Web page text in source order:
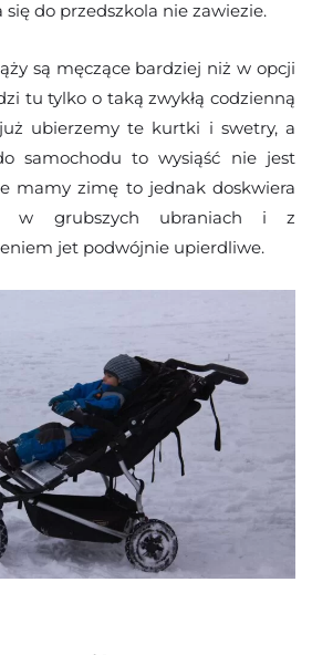
się do przedszkola nie zawiezie.
są męczące bardziej niż w opcji
tu tylko o taką zwykłą codzienną
ubierzemy te kurtki i swetry, a
samochodu to wysiąść nie jest
mamy zimę to jednak doskwiera
w grubszych ubraniach i z
jet podwójnie upierdliwe.